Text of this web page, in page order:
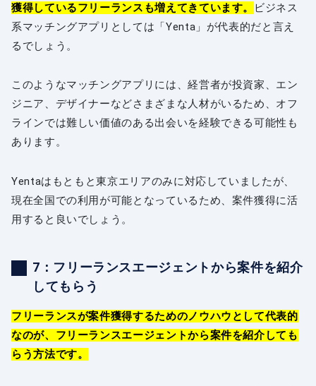
獲得しているフリーランスも増えてきています。
ビジネス
系マッチングアプリとしては「Yenta」が代表的だと言え
るでしょう。
このようなマッチングアプリには、経営者が投資家、エン
ジニア、デザイナーなどさまざまな人材がいるため、オフ
ラインでは難しい価値のある出会いを経験できる可能性も
あります。
Yentaはもともと東京エリアのみに対応していましたが、
現在全国での利用が可能となっているため、案件獲得に活
用すると良いでしょう。
7：フリーランスエージェントから案件を紹介
してもらう
フリーランスが案件獲得するためのノウハウとして代表的
なのが、フリーランスエージェントから案件を紹介しても
らう方法です。